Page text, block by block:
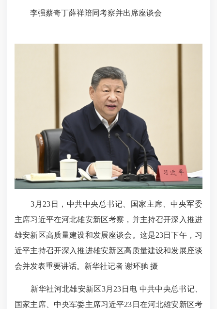
李强蔡奇丁薛祥陪同考察并出席座谈会
3月23日，中共中央总书记、国家主席、中央军委
主席习近平在河北雄安新区考察，并主持召开深入推进
雄安新区高质量建设和发展座谈会。这是23日下午，习
近平主持召开深入推进雄安新区高质量建设和发展座谈
会并发表重要讲话。新华社记者 谢环驰 摄
新华社河北雄安新区3月23日电 中共中央总书记、
国家主席、中央军委主席习近平23日在河北雄安新区考